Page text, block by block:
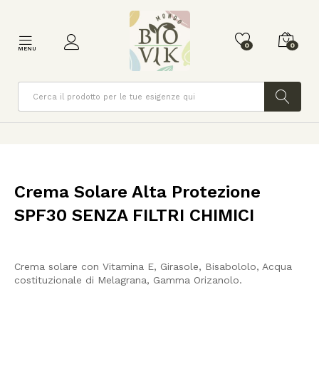
MENU 0 0
Cerca
Crema Solare Alta Protezione
SPF30 SENZA FILTRI CHIMICI
Crema solare con Vitamina E, Girasole, Bisabololo, Acqua
costituzionale di Melagrana, Gamma Orizanolo.